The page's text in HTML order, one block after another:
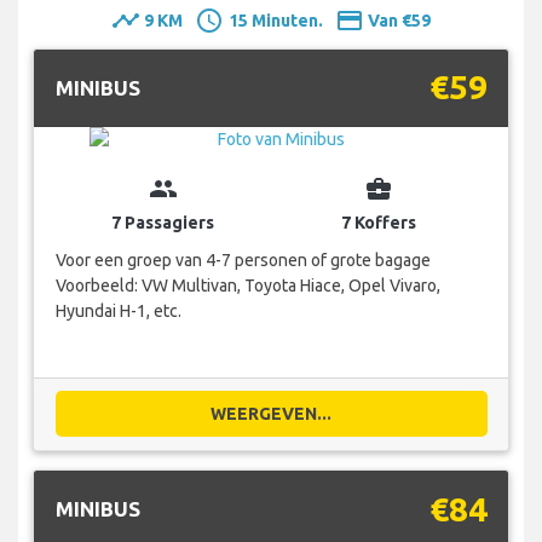
timeline 9 KM schedule 15 Minuten. payment Van €59
MINIBUS €59
group
7 Passagiers
business_center
7 Koffers
Voor een groep van 4-7 personen of grote bagage
Voorbeeld: VW Multivan, Toyota Hiace, Opel Vivaro,
Hyundai H-1, etc.
WEERGEVEN...
MINIBUS €84